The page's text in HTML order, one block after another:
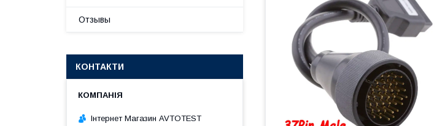
Отзывы
КОНТАКТИ
Інтернет Магазин AVTOTEST